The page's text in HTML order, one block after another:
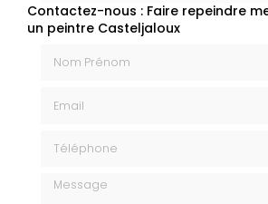
Contactez-nous : Faire repeindre
un peintre Casteljaloux
Message